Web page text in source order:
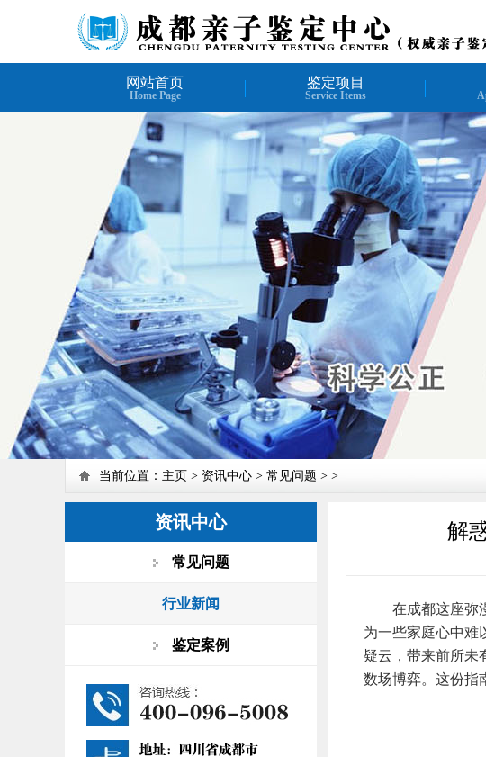
网站首页
Home Page
鉴定项目
Service Items
当前位置： 主页 > 资讯中心 > 常见问题 > >
资讯中心
常见问题
行业新闻
鉴定案例
解
在成都这座弥漫
为一些家庭心中难
疑云，带来前所未
数场博弈。这份指